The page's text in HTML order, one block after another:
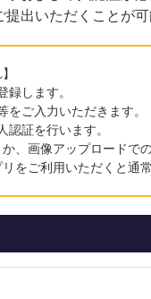
出いただくことが可
録します。
をご入力いただきます。
認証を行います。
、画像アップロードで
をご利用いただくと通